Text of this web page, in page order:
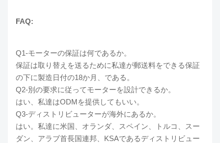
FAQ:
Q1-モーターの保証は何であるか。
保証は取り替えを送るために私達が郵送料をできる保証
の下に製造日付の18か月、である。
Q2-別の要求に従ってモーターを設計できるか。
はい、私達はODMを提供してもいい。
Q3-ディストリビューターが海外にあるか。
はい。私達に米国、オランダ、スペイン、トルコ、スー
ダン、アラブ首長国連邦、KSAであるディストリビュー